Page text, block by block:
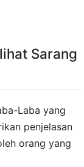
Sarang
Laba yang
penjelasan
orang yang